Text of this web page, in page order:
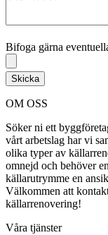
Bifoga gärna
Skicka
OM OSS
Söker ni ett
vårt arbetslag har vi
olika typer av
omnejd och behöver
källarutrymme en
Välkommen att
källarrenovering!
Våra tjänster